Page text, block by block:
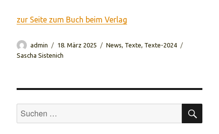
zur Seite zum Buch beim Verlag
Autor
admin
Veröffentlicht
am
18. März 2025 Kategorien
News, Texte, Texte-2024
Sascha Sistenich
Suchen
nach: